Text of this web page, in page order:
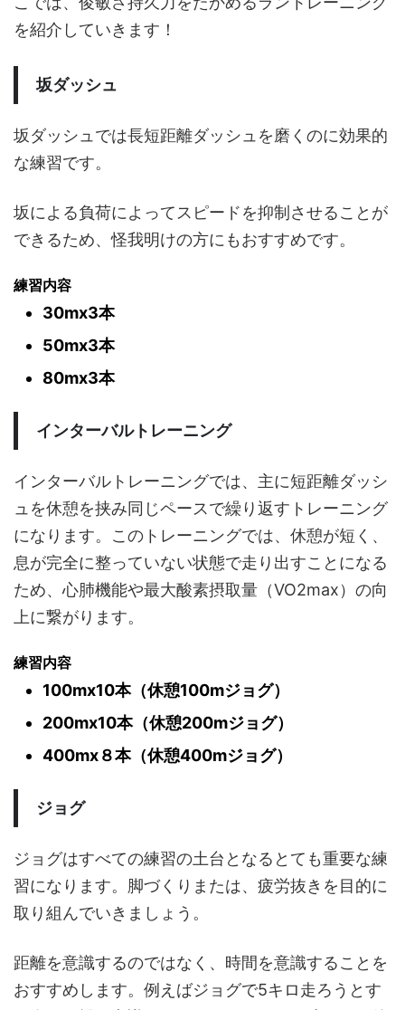
を紹介していきます！
坂ダッシュ
坂ダッシュでは長短距離ダッシュを磨くのに効果的
な練習です。
坂による負荷によってスピードを抑制させることが
できるため、怪我明けの方にもおすすめです。
練習内容
30mx3本
50mx3本
80mx3本
インターバルトレーニング
インターバルトレーニングでは、主に短距離ダッシ
ュを休憩を挟み同じペースで繰り返すトレーニング
になります。このトレーニングでは、休憩が短く、
息が完全に整っていない状態で走り出すことになる
ため、心肺機能や最大酸素摂取量（VO2max）の向
上に繋がります。
練習内容
100mx10本（休憩100mジョグ）
200mx10本（休憩200mジョグ）
400mx８本（休憩400mジョグ）
ジョグ
ジョグはすべての練習の土台となるとても重要な練
習になります。脚づくりまたは、疲労抜きを目的に
取り組んでいきましょう。
距離を意識するのではなく、時間を意識することを
おすすめします。例えばジョグで5キロ走ろうとす